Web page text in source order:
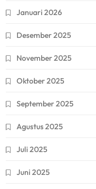
Januari 2026
Desember 2025
November 2025
Oktober 2025
September 2025
Agustus 2025
Juli 2025
Juni 2025